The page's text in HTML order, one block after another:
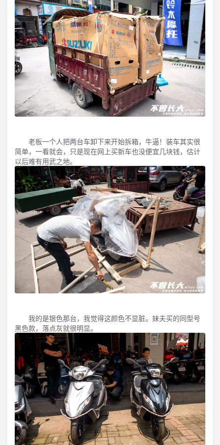
老板一个人把两台车卸下来开始拆箱，牛逼！装车其实很
简单，一看就会，只是现在网上买新车也没便宜几块钱，估计
以后难有用武之地。
我的是银色那台，我觉得这颜色不显脏。妹夫买的同型号
黑色款，落点灰就很明显。